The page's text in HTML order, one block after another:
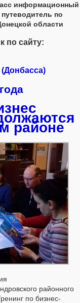
информационный
путеводитель по
области
по сайту:
районе
районного
по бизнес-